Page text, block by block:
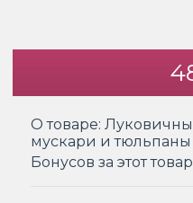
О товаре:
мускари и тюльпаны
Бонусов за этот